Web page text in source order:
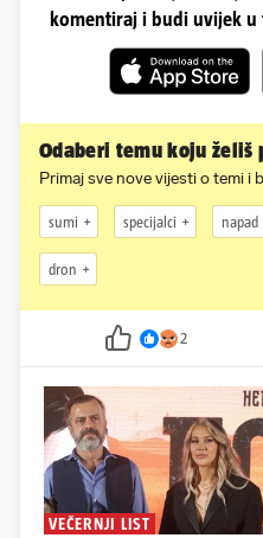
komentiraj i budi uvijek
Odaberi temu koju želiš
Primaj sve nove vijesti o temi i
sumi specijalci napad
dron
2